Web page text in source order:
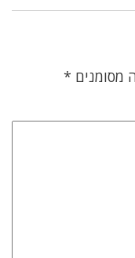
מסומנים *